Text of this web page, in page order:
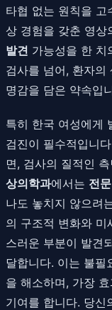
타협 없는 원칙을 고
상 경험을 갖춘 영상
발견 가능성을 한 치
검사를 넘어, 환자의
명감을 담은 약속입
특히 한국 여성에게
검진이 필수적입니
면, 검사의 질적인
상의학과에서는 전
나도 놓치지 않으려
의 구조적 변화와 미
스러운 부분이 발견
달합니다. 이는 불필
을 해소하며, 가장
기여를 합니다. 당신